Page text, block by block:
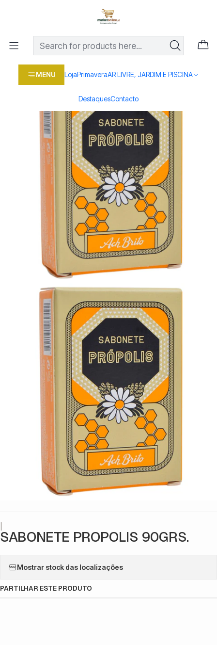
MENU LojaPrimaveraAR LIVRE, JARDIM E PISCINA
DestaquesContacto
Os melhores preços em produtos para casa, jardim e bricolage
Loja Beleza e saúde SABONETE PROPOLIS 90GRS.
SABONETE PROPOLIS 90GRS.
Mostrar stock das localizações
PARTILHAR ESTE PRODUTO